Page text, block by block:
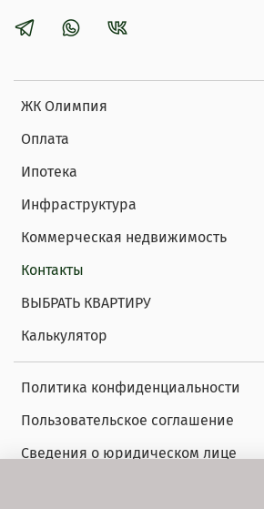
ЖК Олимпия
Оплата
Ипотека
Инфраструктура
Коммерческая недвижимость
Контакты
ВЫБРАТЬ КВАРТИРУ
Калькулятор
Политика конфиденциальности
Пользовательское соглашение
Сведения о юридическом лице